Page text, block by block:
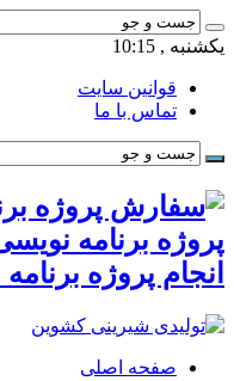
یکشنبه , 10:15
قوانین سایت
تماس با ما
پروژه برنامه
انجام پروژه
صفحه اصلی